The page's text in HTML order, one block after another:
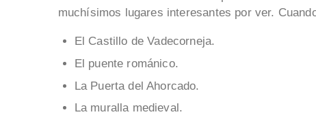
muchísimos lugares interesantes por ver.
El Castillo de Vadecorneja.
El puente románico.
La Puerta del Ahorcado.
La muralla medieval.